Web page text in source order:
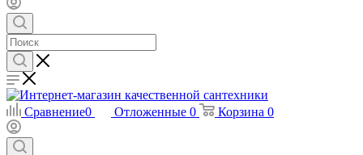
Сравнение0 Отложенные 0 Корзина 0